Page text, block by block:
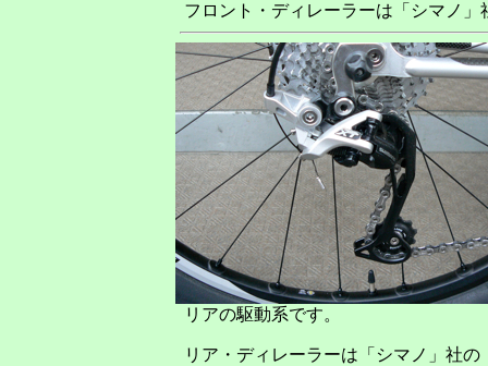
フロント・ディレーラーは「シマノ
リアの駆動系です。
リア・ディレーラーは「シマノ」社